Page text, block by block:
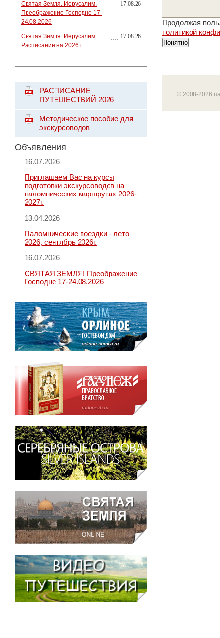
Святая Земля. Иерусалим.
Преображение Господне 17-
24.08.2026
17.08.26
Святая Земля. Иерусалим.
Расписание на 2026 г.
17.08.26
РАСПИСАНИЕ
ПУТЕШЕСТВИЙ 2026
Методическое пособие для
экскурсоводов
Объявления
16.07.2026
Приглашаем Вас на курсы
подготовки экскурсоводов на
паломнических маршрутах 2026-
2027г.
13.04.2026
Паломнические поездки - лето
2026, сентябрь 2026г.
16.07.2026
СВЯТАЯ ЗЕМЛЯ! Преображение
Господне 17-24.08.2026
Продолжая
политикой
Понятно
© 2008-2026